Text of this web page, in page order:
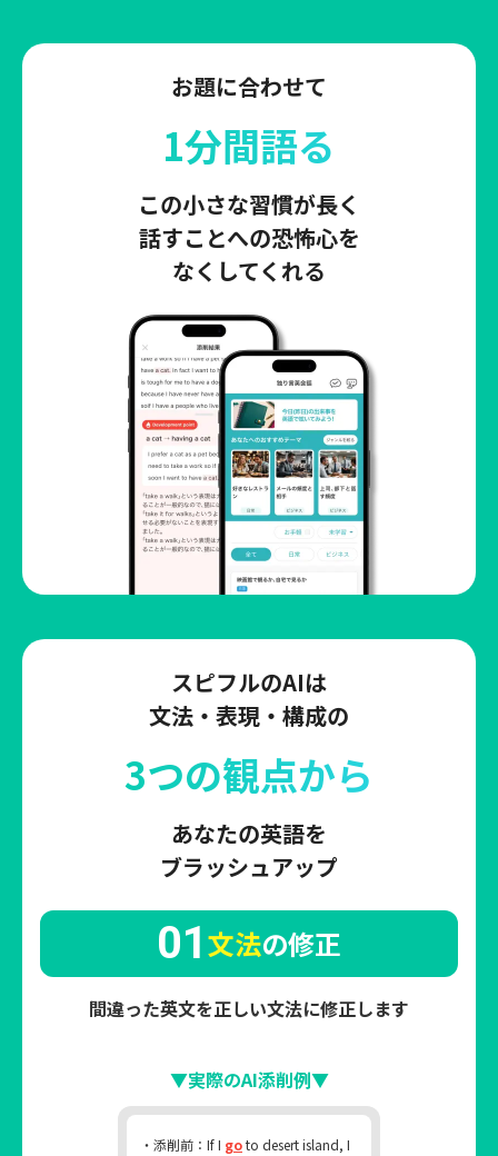
お題に合わせて
1分間語る
この小さな習慣が長く
話すことへの恐怖心を
なくしてくれる
スピフルのAIは
文法・表現・構成の
3つの観点から
あなたの英語を
ブラッシュアップ
01 文法の修正
間違った英文を正しい文法に修正します
▼実際のAI添削例▼
・添削前： If I goto desert island, I